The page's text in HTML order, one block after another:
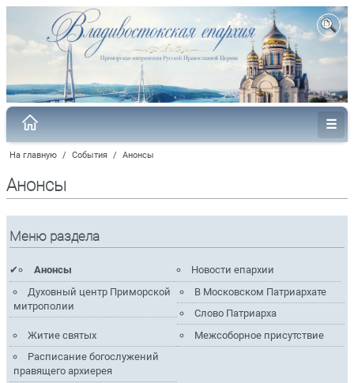
На главную / События / Анонсы
Анонсы
Меню раздела
Анонсы
Новости епархии
Духовный центр Приморской
митрополии
В Московском Патриархате
Слово Патриарха
Житие святых
Межсоборное присутствие
Расписание богослужений
правящего архиерея